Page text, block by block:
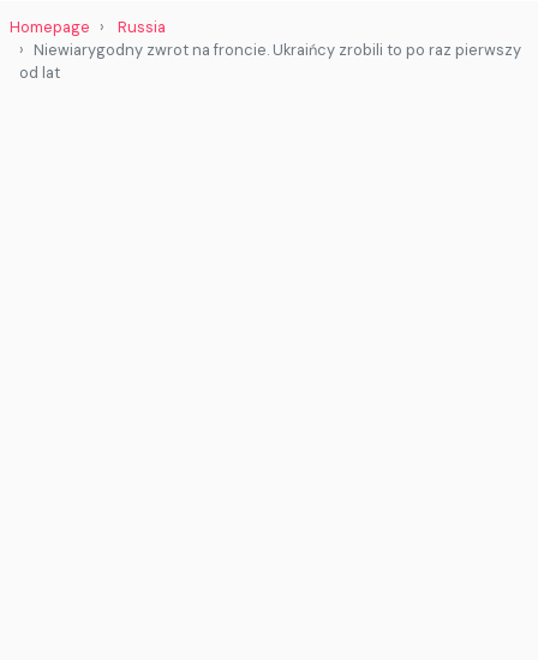
Homepage
Russia
Niewiarygodny zwrot na froncie. Ukraińcy zrobili to po raz pierwszy
od lat